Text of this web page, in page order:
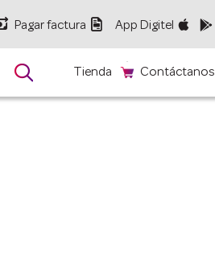
Pagar factura  App Digitel
 Tienda Contáctanos